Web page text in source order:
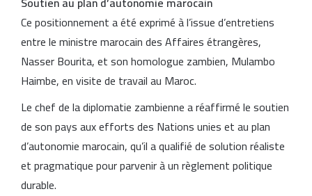
Ce positionnement a été exprimé à l’issue d’entretiens
entre le ministre marocain des Affaires étrangères,
Nasser Bourita, et son homologue zambien, Mulambo
Haimbe, en visite de travail au Maroc.
Le chef de la diplomatie zambienne a réaffirmé le soutien
de son pays aux efforts des Nations unies et au plan
d’autonomie marocain, qu’il a qualifié de solution réaliste
et pragmatique pour parvenir à un règlement politique
durable.